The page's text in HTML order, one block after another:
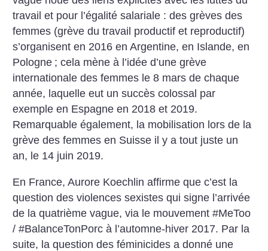
travail et pour l’égalité salariale : des grèves des
femmes (grève du travail productif et reproductif)
s’organisent en 2016 en Argentine, en Islande, en
Pologne ; cela mène à l’idée d’une grève
internationale des femmes le 8 mars de chaque
année, laquelle eut un succès colossal par
exemple en Espagne en 2018 et 2019.
Remarquable également, la mobilisation lors de la
grève des femmes en Suisse il y a tout juste un
an, le 14 juin 2019.
En France, Aurore Koechlin affirme que c’est la
question des violences sexistes qui signe l’arrivée
de la quatrième vague, via le mouvement #MeToo
/ #BalanceTonPorc à l’automne-hiver 2017. Par la
suite, la question des féminicides a donné une